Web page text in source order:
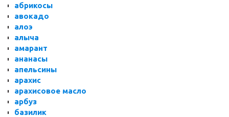
абрикосы
авокадо
алоэ
алыча
амарант
ананасы
апельсины
арахис
арахисовое масло
арбуз
базилик